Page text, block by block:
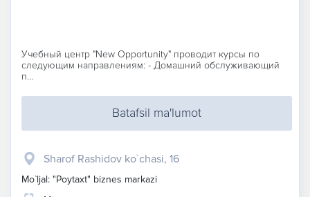
Учебный центр "New Opportunity" проводит курсы по
следующим направлениям: - Домашний обслуживающий
п...
Batafsil ma'lumot
Sharof Rashidov ko`chasi, 16
Mo`ljal: "Poytaxt" biznes markazi